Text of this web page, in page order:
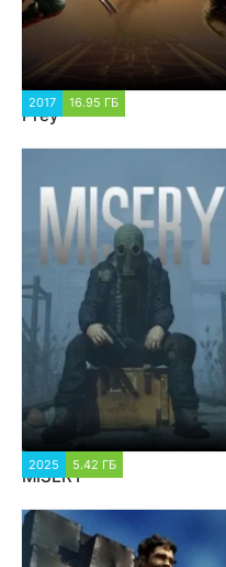
2017 16.95 ГБ
Prey
2025 5.42 ГБ
MISERY